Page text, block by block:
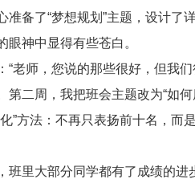
准备了“梦想规划”主题，设计
眼神中显得有些苍白。
“老师，您说的那些很好，但我
第二周，我把班会主题改为“如
”方法：不再只表扬前十名，
班里大部分同学都有了成绩的